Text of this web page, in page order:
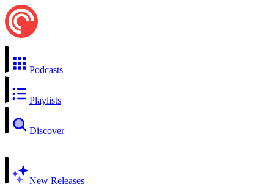
Podcasts
Playlists
Discover
New Releases